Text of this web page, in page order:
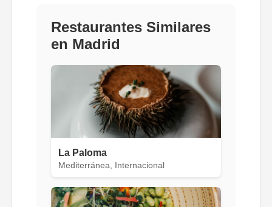
Restaurantes Similares
en Madrid
La Paloma
Mediterránea, Internacional